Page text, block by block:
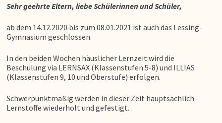
Sehr geehrte Eltern, liebe Schülerinnen und Schüler,
ab dem 14.12.2020 bis zum 08.01.2021 ist auch das Lessing-
Gymnasium geschlossen.
In den beiden Wochen häuslicher Lernzeit wird die
Beschulung via LERNSAX (Klassenstufen 5-8) und ILLIAS
(Klassenstufen 9, 10 und Oberstufe) erfolgen.
Schwerpunktmäßig werden in dieser Zeit hauptsächlich
Lernstoffe wiederholt und gefestigt.